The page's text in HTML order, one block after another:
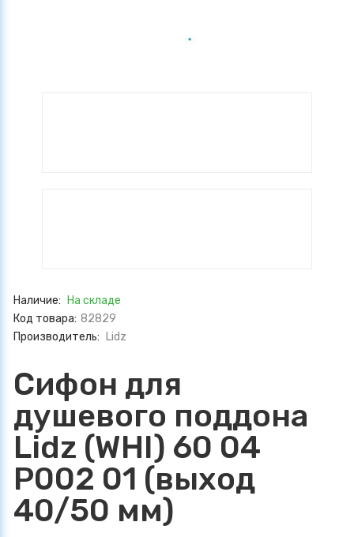
Наличие:
На складе
Код товара: 82829
Производитель:
Lidz
Сифон для
душевого поддона
Lidz (WHI) 60 04
P002 01 (выход
40/50 мм)